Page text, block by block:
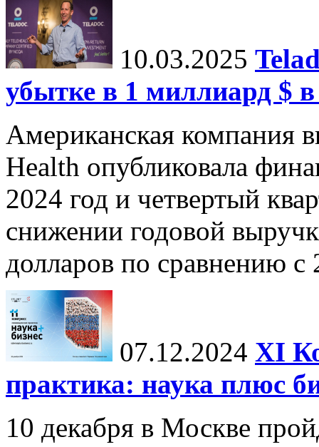
10.03.2025
убытке в 1 миллиард $ в
Американская компания
Health опубликовала
2024 год и четвертый
снижении годовой
долларов по сравнению с
07.12.2024 ХI
практика: наука плюс
10 декабря в Москве